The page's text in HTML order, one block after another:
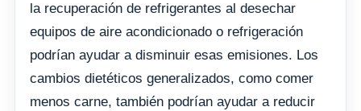
la recuperación de refrigerantes al desechar
equipos de aire acondicionado o refrigeración
podrían ayudar a disminuir esas emisiones. Los
cambios dietéticos generalizados, como comer
menos carne, también podrían ayudar a reducir